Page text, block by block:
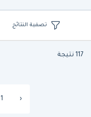
تصفية النتائج
117 نتيجة
‹
1